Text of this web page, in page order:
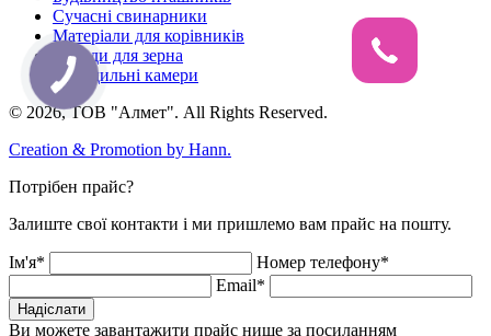
Сучасні свинарники
Матеріали для корівників
Склади для зерна
Холодильні камери
© 2026, ТОВ "Алмет". All Rights Reserved.
Creation & Promotion by Hann.
Потрібен прайс?
Залиште свої контакти і ми пришлемо вам прайс на пошту.
Ім'я*
Номер телефону*
Email*
Надіслати
Ви можете завантажити прайс нище за посиланням